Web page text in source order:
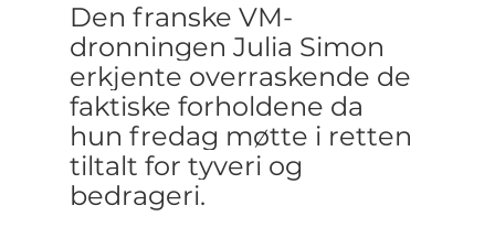
Den franske VM-
dronningen Julia Simon
erkjente overraskende de
faktiske forholdene da
hun fredag møtte i retten
tiltalt for tyveri og
bedrageri.